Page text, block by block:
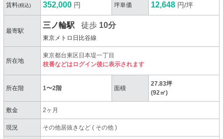
賃料(税込) 352,000 円 坪単価 12,648 円/坪
最寄駅
三ノ輪駅 徒歩 10分
東京メトロ日比谷線
所在地
東京都台東区日本堤一丁目
枝番などはログイン後に表示されます
所在階 1〜2階 面積
27.83坪
(92㎡)
敷金 2ヶ月
現況 その他居抜きなど( その他)